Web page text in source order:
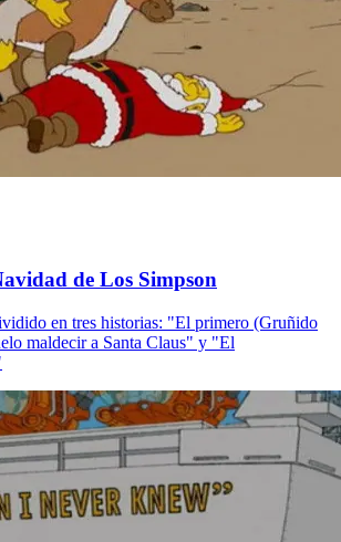
de Los Simpson
en tres historias: "El primero (Gruñido
maldecir a Santa Claus" y "El